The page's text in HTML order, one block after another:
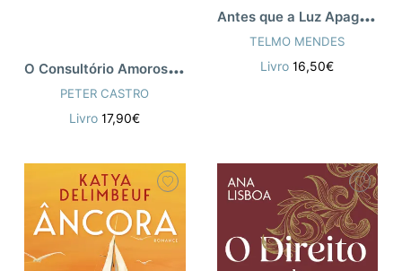
O
Consultório Amoroso do Dr. Love
PETER CASTRO
Livro17,90€
A
ntes que a Luz Apague a Escuridão
TELMO MENDES
Livro16,50€